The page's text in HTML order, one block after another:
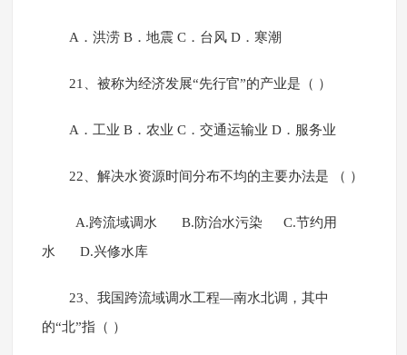
A．洪涝 B．地震 C．台风 D．寒潮
21、被称为经济发展“先行官”的产业是（ ）
A．工业 B．农业 C．交通运输业 D．服务业
22、解决水资源时间分布不均的主要办法是 （ ）
A.跨流域调水 B.防治水污染 C.节约用
水 D.兴修水库
23、我国跨流域调水工程—南水北调，其中
的“北”指（ ）